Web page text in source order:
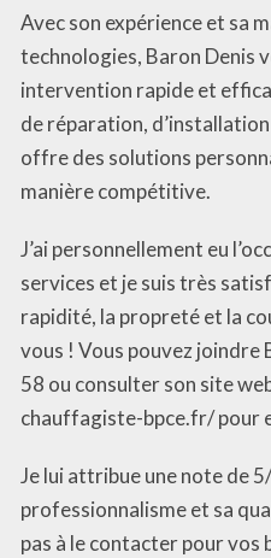
Avec son expérience et sa
technologies, Baron Denis
intervention rapide et
de réparation,
offre des solutions
manière compétitive.
J’ai personnellement eu
services et je suis très
rapidité, la propreté et la
vous ! Vous pouvez joindre
58 ou consulter son site
chauffagiste-bpce.fr/ pour
Je lui attribue une note de
professionnalisme et sa
pas à le contacter pour vos